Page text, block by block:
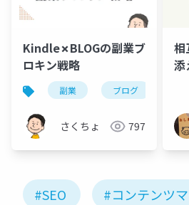
Kindle✗BLOGの副業ブ
ロキン戦略
副業 ブログ
さくちょ 797
相
添
#SEO #コンテンツ